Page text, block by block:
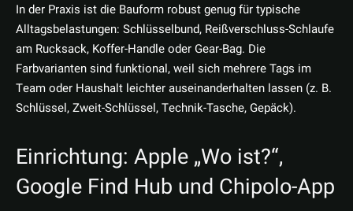
In der Praxis ist die Bauform robust genug für typische
Alltagsbelastungen: Schlüsselbund, Reißverschluss-Schlaufe
am Rucksack, Koffer-Handle oder Gear-Bag. Die
Farbvarianten sind funktional, weil sich mehrere Tags im
Team oder Haushalt leichter auseinanderhalten lassen (z. B.
Schlüssel, Zweit-Schlüssel, Technik-Tasche, Gepäck).
Einrichtung: Apple „Wo ist?“,
Google Find Hub und Chipolo-App